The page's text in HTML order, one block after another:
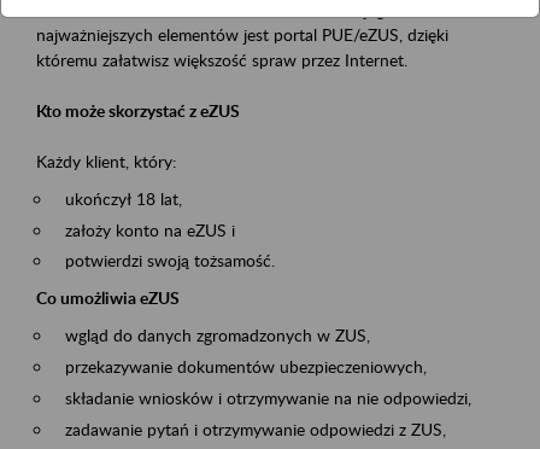
najważniejszych elementów jest portal PUE/eZUS, dzięki
któremu załatwisz większość spraw przez Internet.
Kto może skorzystać z eZUS
Każdy klient, który:
ukończył 18 lat,
założy konto na eZUS i
potwierdzi swoją tożsamość.
Co umożliwia eZUS
wgląd do danych zgromadzonych w ZUS,
przekazywanie dokumentów ubezpieczeniowych,
składanie wniosków i otrzymywanie na nie odpowiedzi,
zadawanie pytań i otrzymywanie odpowiedzi z ZUS,